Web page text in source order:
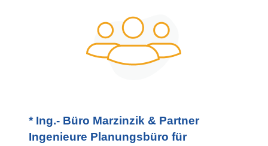
* Ing.- Büro Marzinzik & Partner
Ingenieure Planungsbüro für